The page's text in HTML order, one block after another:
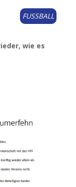
FUSSBALL
wie es